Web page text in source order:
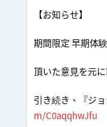
【お知らせ】
期間限定 早期体
頂いた意見を元
引き続き、『ジ
m/C0aqqhwJfu